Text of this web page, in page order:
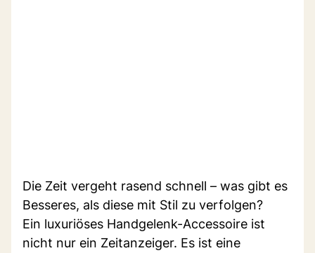
Die Zeit vergeht rasend schnell – was gibt es
Besseres, als diese mit Stil zu verfolgen?
Ein luxuriöses Handgelenk-Accessoire ist
nicht nur ein Zeitanzeiger. Es ist eine